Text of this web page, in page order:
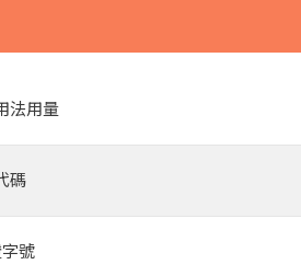
法用量
碼
號